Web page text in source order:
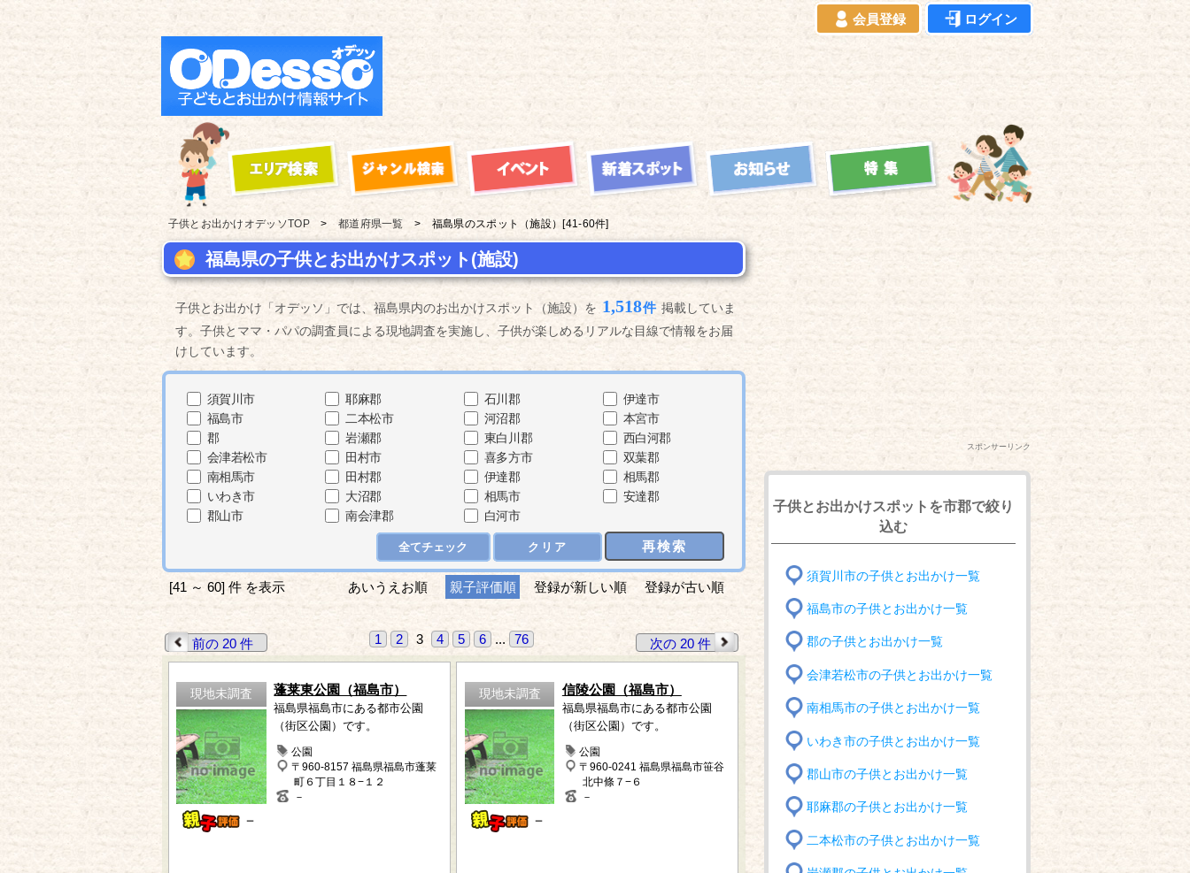
会員登録 ログイン
子供とお出かけ オデッソTOP 都道府県一覧 福島県のスポット（施設） [41-60件]
福島県の子供とお出かけスポット(施設)
子供とお出かけ「オデッソ」では、福島県内のお出かけスポット（施設）を 1,518件 掲載していま
す。子供とママ・パパの調査員による現地調査を実施し、子供が楽しめるリアルな目線で情報をお届
けしています。
須賀川市
福島市
郡
会津若松市
南相馬市
いわき市
郡山市
耶麻郡
二本松市
岩瀬郡
田村市
田村郡
大沼郡
南会津郡
石川郡
河沼郡
東白川郡
喜多方市
伊達郡
相馬市
白河市
伊達市
本宮市
西白河郡
双葉郡
相馬郡
安達郡
全てチェック クリア 再検索
[41 ～ 60] 件 を表示 あいうえお順 親子評価順 登録が新しい順 登録が古い順
前の 20 件 1 2 3 4 5 6 ... 76 次の 20 件
現地未調査
－
蓬莱東公園（福島市）
福島県福島市にある都市公園
（街区公園）です。
公園
〒960-8157 福島県福島市蓬莱
町６丁目１８−１２
－
現地未調査
－
信陵公園（福島市）
福島県福島市にある都市公園
（街区公園）です。
公園
〒960-0241 福島県福島市笹谷
北中條７−６
－
スポンサーリンク
子供とお出かけスポットを市郡で絞り
込む
須賀川市の子供とお出かけ一覧
福島市の子供とお出かけ一覧
郡の子供とお出かけ一覧
会津若松市の子供とお出かけ一覧
南相馬市の子供とお出かけ一覧
いわき市の子供とお出かけ一覧
郡山市の子供とお出かけ一覧
耶麻郡の子供とお出かけ一覧
二本松市の子供とお出かけ一覧